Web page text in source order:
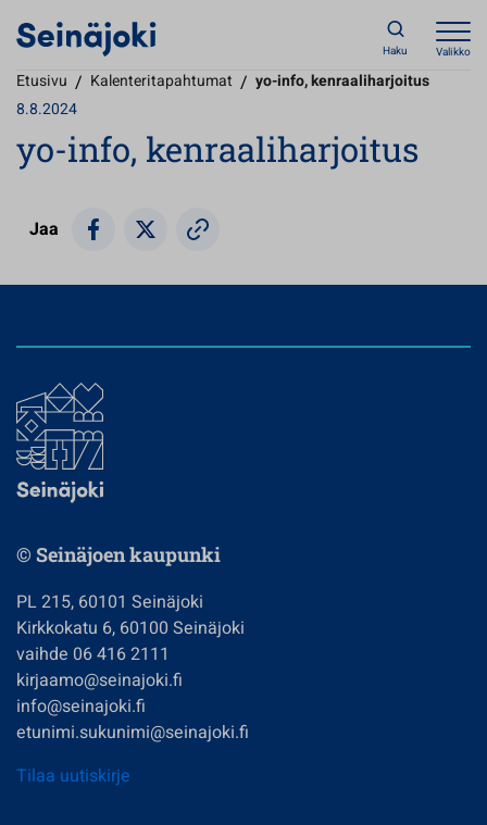
Haku Valikko
Etusivu / Kalenteritapahtumat / yo-info, kenraaliharjoitus
8.8.2024
yo-info, kenraaliharjoitus
Jaa
© Seinäjoen kaupunki
PL 215, 60101 Seinäjoki
Kirkkokatu 6, 60100 Seinäjoki
vaihde 06 416 2111
kirjaamo@seinajoki.fi
info@seinajoki.fi
etunimi.sukunimi@seinajoki.fi
Tilaa uutiskirje